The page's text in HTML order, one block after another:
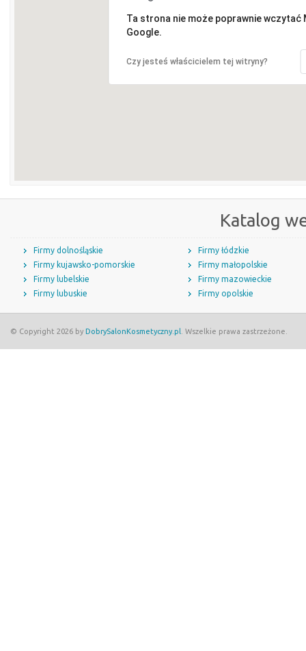
Ta strona nie może poprawnie wczytać
Google.
Czy jesteś właścicielem tej witryny?
Katalog
Firmy dolnośląskie
Firmy kujawsko-pomorskie
Firmy lubelskie
Firmy lubuskie
Firmy łódzkie
Firmy małopolskie
Firmy mazowieckie
Firmy opolskie
© Copyright 2026 by DobrySalonKosmetyczny.pl . Wszelkie prawa zastrzeżone.